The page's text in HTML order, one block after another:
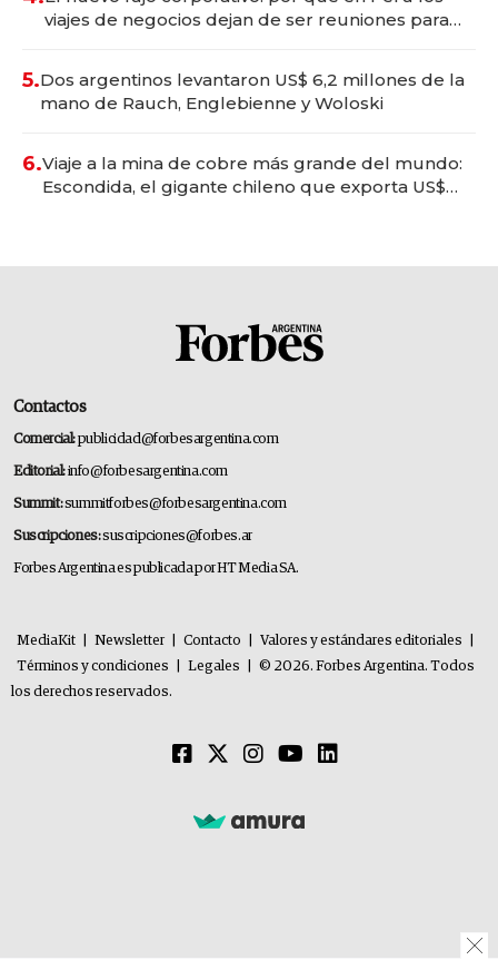
viajes de negocios dejan de ser reuniones para
5.Dos argentinos levantaron US$ 6,2 millones de la
mano de Rauch, Englebienne y Woloski
6.Viaje a la mina de cobre más grande del mundo:
Escondida, el gigante chileno que exporta US$
Contactos
Comercial:publicidad@forbesargentina.com
Editorial:info@forbesargentina.com
Summit:summitforbes@forbesargentina.com
Suscripciones:suscripciones@forbes.ar
Forbes Argentina es publicada por HT Media SA.
MediaKit Newsletter Contacto Valores y estándares editoriales
Términos y condiciones
Legales
© 2026. Forbes Argentina. Todos
los derechos reservados.